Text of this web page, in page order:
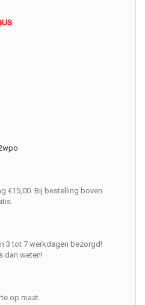
€15,00. Bij bestelling boven
3 tot 7 werkdagen bezorgd!
dan weten!
op maat.